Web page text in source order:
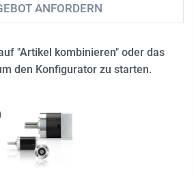
ANFORDERN
"Artikel kombinieren" oder das
den Konfigurator zu starten.